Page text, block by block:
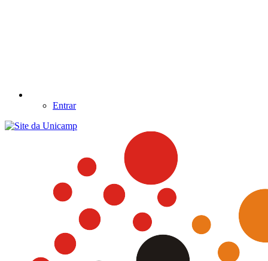
Entrar